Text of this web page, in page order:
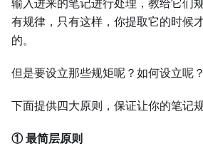
输入进来的笔记进行处理，教给它们
有规律，只有这样，你提取它的时候
的。
但是要设立那些规矩呢？如何设立呢？
下面提供四大原则，保证让你的笔记
① 最简层原则